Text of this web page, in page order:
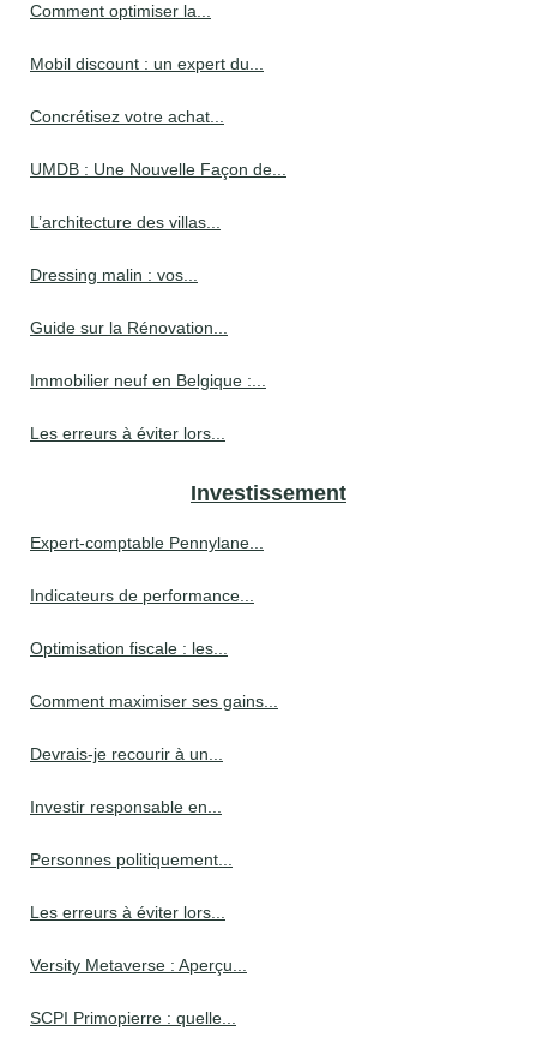
Comment optimiser la...
Mobil discount : un expert du...
Concrétisez votre achat...
UMDB : Une Nouvelle Façon de...
L’architecture des villas...
Dressing malin : vos...
Guide sur la Rénovation...
Immobilier neuf en Belgique :...
Les erreurs à éviter lors...
Investissement
Expert-comptable Pennylane...
Indicateurs de performance...
Optimisation fiscale : les...
Comment maximiser ses gains...
Devrais-je recourir à un...
Investir responsable en...
Personnes politiquement...
Les erreurs à éviter lors...
Versity Metaverse : Aperçu...
SCPI Primopierre : quelle...